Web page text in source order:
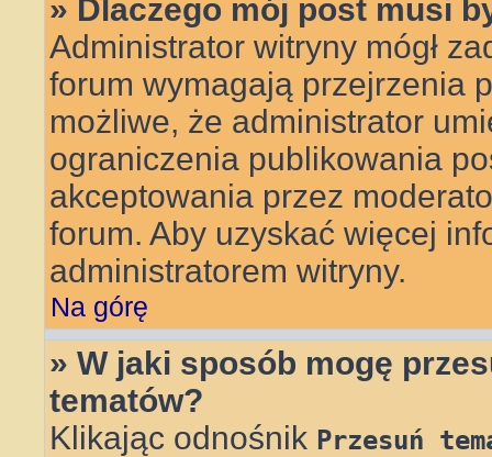
» Dlaczego mój post musi
Administrator witryny mógł
forum wymagają przejrzenia
możliwe, że administrator
ograniczenia publikowania
akceptowania przez
forum. Aby uzyskać więcej
administratorem witryny.
Na górę
» W jaki sposób mogę
tematów?
Klikając odnośnik Przesuń